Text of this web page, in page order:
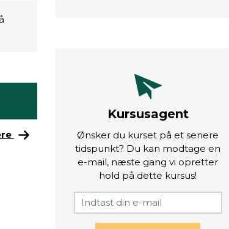
Kursusagent
Ønsker du kurset på et senere
tidspunkt? Du kan modtage en
e-mail, næste gang vi opretter
hold på dette kursus!